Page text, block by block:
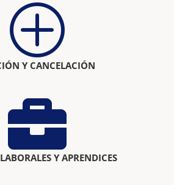
P
Y CANCELACIÓN

Y APRENDICES